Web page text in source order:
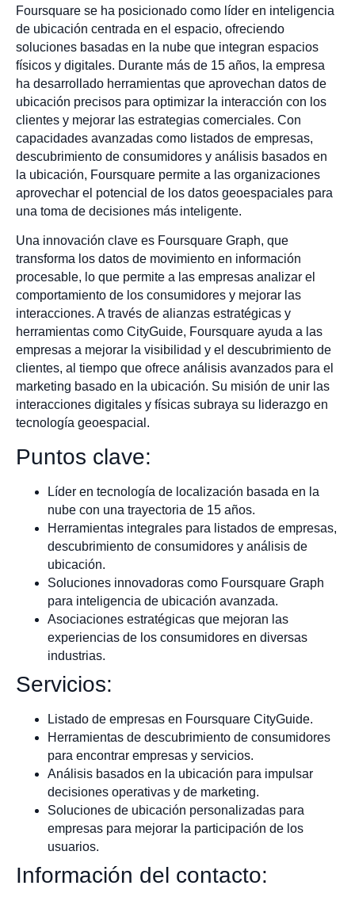
Foursquare se ha posicionado como líder en inteligencia
de ubicación centrada en el espacio, ofreciendo
soluciones basadas en la nube que integran espacios
físicos y digitales. Durante más de 15 años, la empresa
ha desarrollado herramientas que aprovechan datos de
ubicación precisos para optimizar la interacción con los
clientes y mejorar las estrategias comerciales. Con
capacidades avanzadas como listados de empresas,
descubrimiento de consumidores y análisis basados en
la ubicación, Foursquare permite a las organizaciones
aprovechar el potencial de los datos geoespaciales para
una toma de decisiones más inteligente.
Una innovación clave es Foursquare Graph, que
transforma los datos de movimiento en información
procesable, lo que permite a las empresas analizar el
comportamiento de los consumidores y mejorar las
interacciones. A través de alianzas estratégicas y
herramientas como CityGuide, Foursquare ayuda a las
empresas a mejorar la visibilidad y el descubrimiento de
clientes, al tiempo que ofrece análisis avanzados para el
marketing basado en la ubicación. Su misión de unir las
interacciones digitales y físicas subraya su liderazgo en
tecnología geoespacial.
Puntos clave:
Líder en tecnología de localización basada en la
nube con una trayectoria de 15 años.
Herramientas integrales para listados de empresas,
descubrimiento de consumidores y análisis de
ubicación.
Soluciones innovadoras como Foursquare Graph
para inteligencia de ubicación avanzada.
Asociaciones estratégicas que mejoran las
experiencias de los consumidores en diversas
industrias.
Servicios:
Listado de empresas en Foursquare CityGuide.
Herramientas de descubrimiento de consumidores
para encontrar empresas y servicios.
Análisis basados en la ubicación para impulsar
decisiones operativas y de marketing.
Soluciones de ubicación personalizadas para
empresas para mejorar la participación de los
usuarios.
Información del contacto: